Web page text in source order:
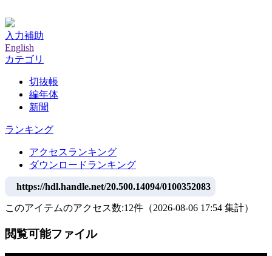
入力補助
English
カテゴリ
切抜帳
編年体
新聞
ランキング
アクセスランキング
ダウンロードランキング
https://hdl.handle.net/20.500.14094/0100352083
このアイテムのアクセス数:12件 （2026-08-06 17:54 集計）
閲覧可能ファイル